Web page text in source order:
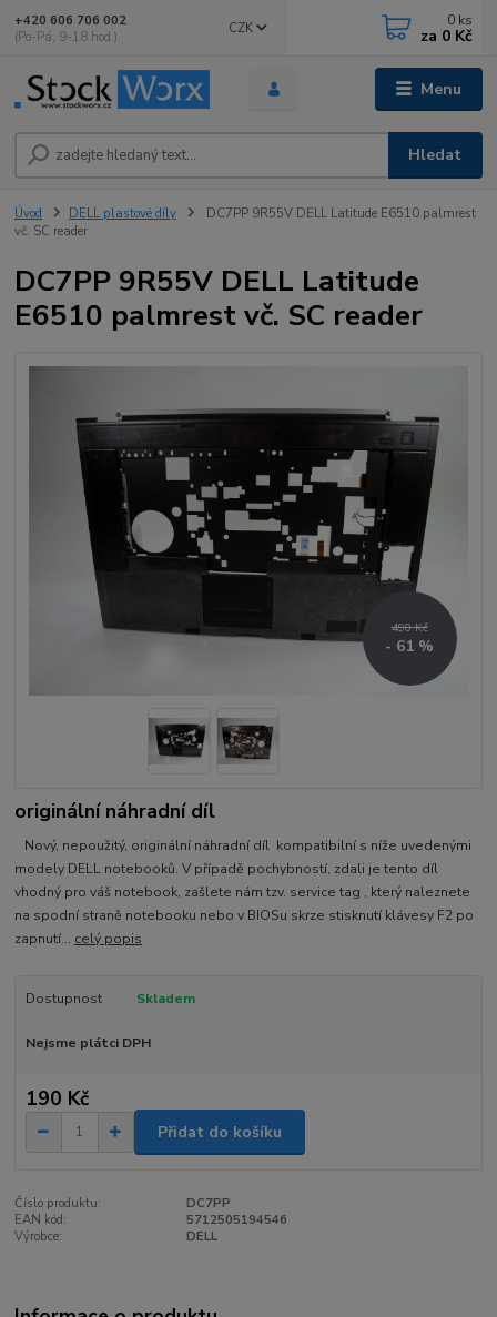
Menu
CZK
Hledat
+420 606 706 002
(Po-Pá, 9-18 hod.)
0 ks
za 0 Kč
Úvod DELL plastové díly
DC7PP 9R55V DELL Latitude E6510 palmrest
vč. SC reader
DC7PP 9R55V DELL Latitude
E6510 palmrest vč. SC reader
490 Kč
- 61 %
originální náhradní díl
Nový, nepoužitý, originální náhradní díl kompatibilní s níže uvedenými
modely DELL notebooků. V případě pochybností, zdali je tento díl
vhodný pro váš notebook, zašlete nám tzv. service tag , který naleznete
na spodní straně notebooku nebo v BIOSu skrze stisknutí klávesy F2 po
zapnutí... celý popis
Dostupnost Skladem
Nejsme plátci DPH
190 Kč
Přidat do košíku
Číslo produktu:
DC7PP
EAN kód:
5712505194546
Výrobce:
DELL